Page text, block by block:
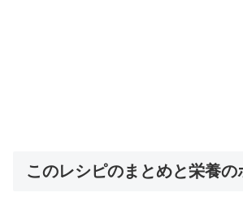
このレシピのまとめと栄養の